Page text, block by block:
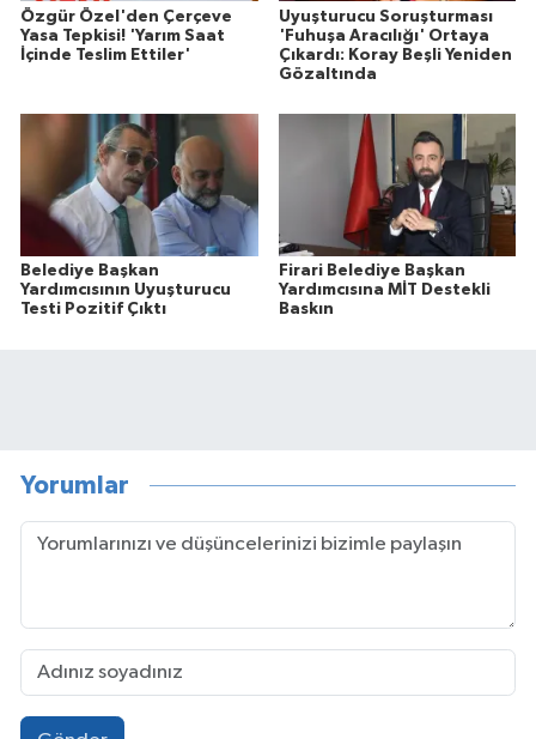
Özgür Özel'den Çerçeve
Yasa Tepkisi! 'Yarım Saat
İçinde Teslim Ettiler'
Uyuşturucu Soruşturması
'Fuhuşa Aracılığı' Ortaya
Çıkardı: Koray Beşli Yeniden
Gözaltında
Belediye Başkan
Yardımcısının Uyuşturucu
Testi Pozitif Çıktı
Firari Belediye Başkan
Yardımcısına MİT Destekli
Baskın
Yorumlar